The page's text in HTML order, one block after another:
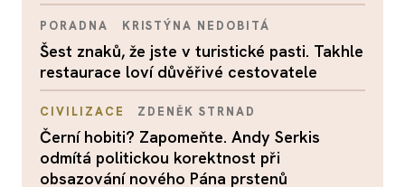
PORADNA KRISTÝNA NEDOBITÁ
Šest znaků, že jste v turistické pasti. Takhle
restaurace loví důvěřivé cestovatele
CIVILIZACE ZDENĚK STRNAD
Černí hobiti? Zapomeňte. Andy Serkis
odmítá politickou korektnost při
obsazování nového Pána prstenů